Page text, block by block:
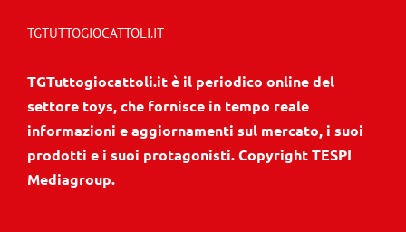
TGTUTTOGIOCATTOLI.IT
TGTuttogiocattoli.it è il periodico online del
settore toys, che fornisce in tempo reale
informazioni e aggiornamenti sul mercato, i suoi
prodotti e i suoi protagonisti. Copyright TESPI
Mediagroup.